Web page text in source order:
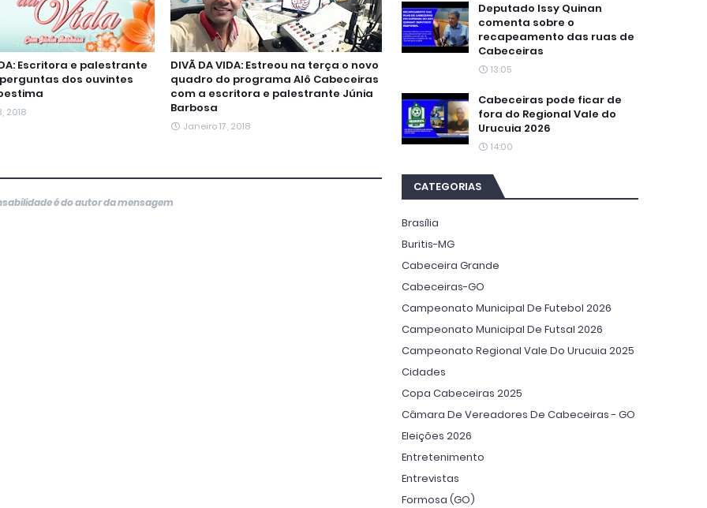
Escritora e palestrante
dos ouvintes
2018
DIVÃ DA VIDA: Estreou na terça o novo
quadro do programa Alô Cabeceiras
com a escritora e palestrante Júnia
Barbosa
Janeiro 17, 2018
é do autor da mensagem
Deputado Issy Quinan
comenta sobre o
recapeamento das ruas de
Cabeceiras
13:05
Cabeceiras pode ficar de
fora do Regional Vale do
Urucuia 2026
14:00
CATEGORIAS
Brasília
Buritis-MG
Cabeceira Grande
Cabeceiras-GO
Campeonato Municipal De Futebol 2026
Campeonato Municipal De Futsal 2026
Campeonato Regional Vale Do Urucuia 2025
Cidades
Copa Cabeceiras 2025
Câmara De Vereadores De Cabeceiras - GO
Eleições 2026
Entretenimento
Entrevistas
Formosa (GO)